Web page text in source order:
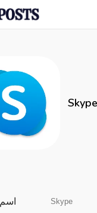
Skype
Skype